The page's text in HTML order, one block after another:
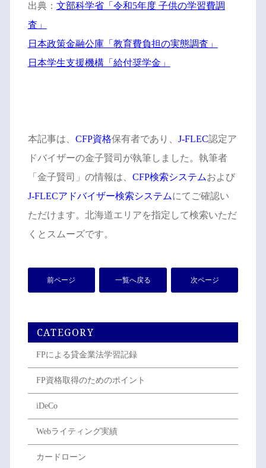
出典： 文部科学省「令和5年度 子供の学習費調
査」
日本政策金融公庫「教育費負担の実態調査」
日本学生支援機構「給付奨学金」
本記事は、 CFP資格保有者であり、 J-FLEC認定ア
ドバイザーの金子賢司が執筆しました。執筆者
「金子賢司」の情報は、 CFP検索システムおよび
J-FLECアドバイザー検索システムにてご確認い
ただけます。北海道エリアを指定して検索いただ
くとスムーズです。
前ページ 一覧へ戻る 次ページ
CATEGORY
FPによる貸金業法学習記録
FP資格取得のためのポイント
iDeCo
Webライティング実績
カードローン